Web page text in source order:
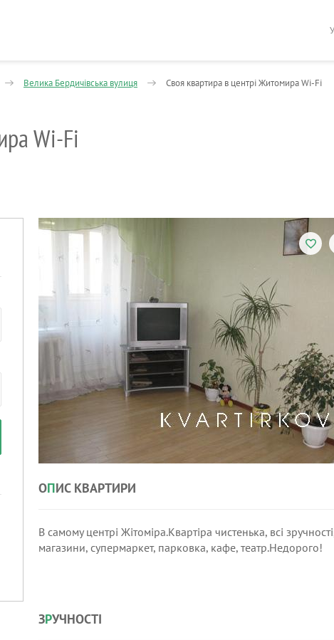
Велика Бердичівська вулиця Своя квартира в центрі Житомира Wi-Fi
Wi-Fi
ОПИС КВАРТИРИ
В самому центрі Жітоміра.Квартіра чистенька, всі
магазини, супермаркет, парковка, кафе, театр.Недорого!
ЗРУЧНОСТІ